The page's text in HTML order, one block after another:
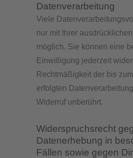
Datenverarbeitung
Viele
nur mit Ihrer
möglich. Sie können eine
Einwilligung jederzeit
Rechtmäßigkeit der bis
erfolgten
Widerruf unberührt.
Widerspruchsrecht
Datenerhebung in
Fällen sowie gegen